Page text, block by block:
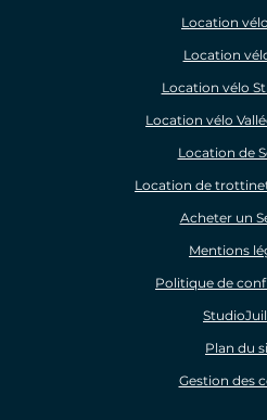
Location
Location
Location vélo
Location vélo
Location de
Location de
Acheter un
Mentions
Politique de
Plan du
Gestion des